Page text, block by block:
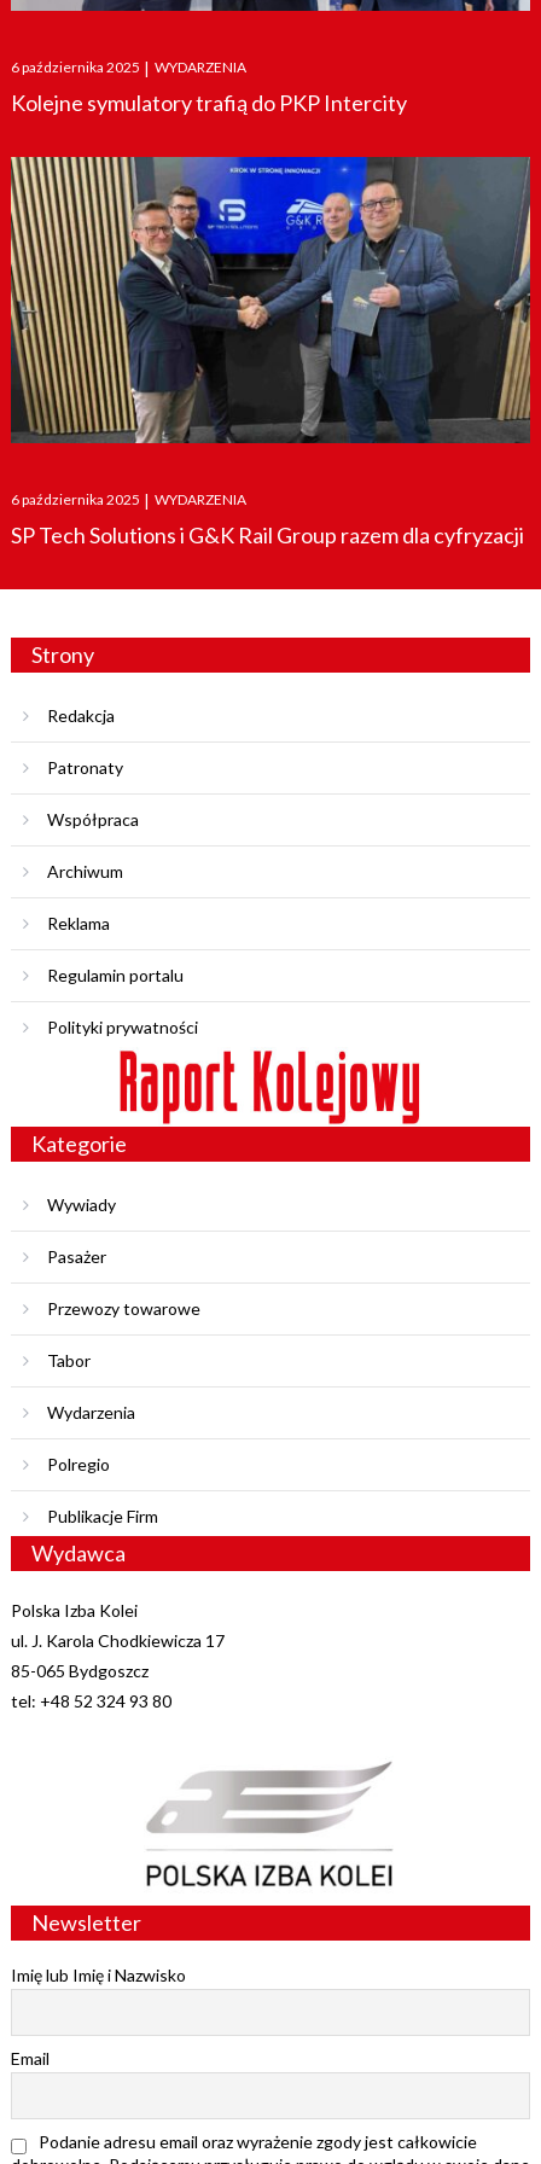
Posted
on
6 października 2025 | WYDARZENIA
Kolejne symulatory trafią do PKP Intercity
Posted
on
6 października 2025 | WYDARZENIA
SP Tech Solutions i G&K Rail Group razem dla cyfryzacji
Strony
Redakcja
Patronaty
Współpraca
Archiwum
Reklama
Regulamin portalu
Polityki prywatności
Kategorie
Wywiady
Pasażer
Przewozy towarowe
Tabor
Wydarzenia
Polregio
Publikacje Firm
Wydawca
Polska Izba Kolei
ul. J. Karola Chodkiewicza 17
85-065 Bydgoszcz
tel: +48 52 324 93 80
Newsletter
Imię lub Imię i Nazwisko
Email
Podanie adresu email oraz wyrażenie zgody jest całkowicie